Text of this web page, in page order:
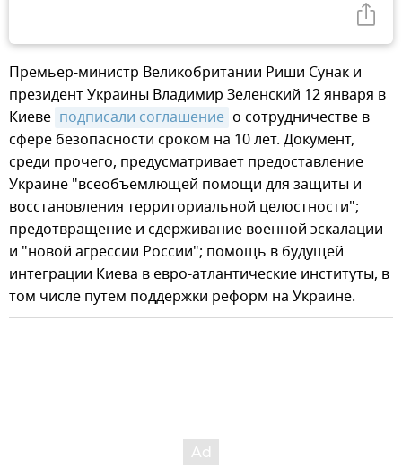
Премьер-министр Великобритании Риши Сунак и
президент Украины Владимир Зеленский 12 января в
Киеве подписали соглашение о сотрудничестве в
сфере безопасности сроком на 10 лет. Документ,
среди прочего, предусматривает предоставление
Украине "всеобъемлющей помощи для защиты и
восстановления территориальной целостности";
предотвращение и сдерживание военной эскалации
и "новой агрессии России"; помощь в будущей
интеграции Киева в евро-атлантические институты, в
том числе путем поддержки реформ на Украине.